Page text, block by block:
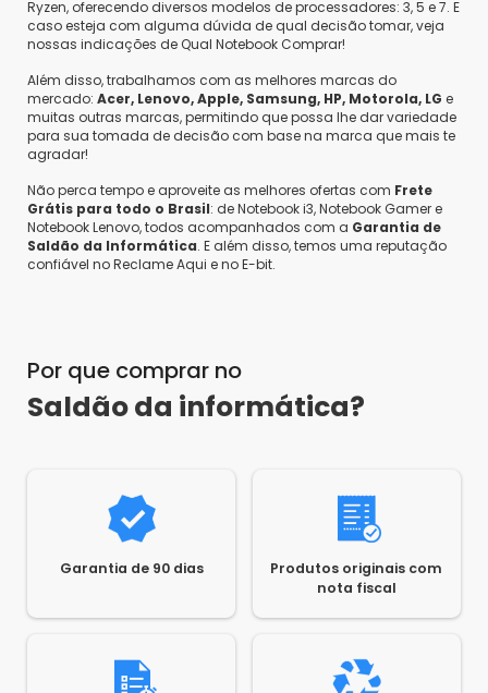
Sousa C. • 3 anos atrás• 0
Esse produto já vêm com o ZAP
Responder
Olá boa tarde! Produto vai no padrão de
fabrica, mais é possível instalar o WhatsApp no
sistema playstor.
Responder
Ryzen, oferecendo diversos modelos de processadores: 3, 5 e 7. E
caso esteja com alguma dúvida de qual decisão tomar, veja
nossas indicações de Qual Notebook Comprar!
Além disso, trabalhamos com as melhores marcas do
mercado: Acer, Lenovo, Apple, Samsung, HP, Motorola, LG e
muitas outras marcas, permitindo que possa lhe dar variedade
para sua tomada de decisão com base na marca que mais te
agradar!
Não perca tempo e aproveite as melhores ofertas com Frete
Grátis para todo o Brasil: de Notebook i3, Notebook Gamer e
Notebook Lenovo, todos acompanhados com a Garantia de
Saldão da Informática. E além disso, temos uma reputação
confiável no Reclame Aqui e no E-bit.
Por que comprar no
Saldão da informática?
Garantia de 90 dias
Produtos originais com
nota fiscal